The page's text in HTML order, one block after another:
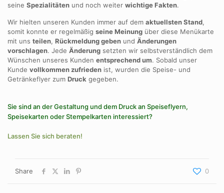
seine Spezialitäten und noch weiter wichtige Fakten.
Wir hielten unseren Kunden immer auf dem aktuellsten Stand,
somit konnte er regelmäßig seine Meinung über diese Menükarte
mit uns teilen, Rückmeldung geben und Änderungen
vorschlagen. Jede Änderung setzten wir selbstverständlich dem
Wünschen unseres Kunden entsprechend um. Sobald unser
Kunde vollkommen zufrieden ist, wurden die Speise- und
Getränkeflyer zum Druck gegeben.
Sie sind an der Gestaltung und dem Druck an Speiseflyern,
Speisekarten oder Stempelkarten interessiert?
Lassen Sie sich beraten!
Share 0